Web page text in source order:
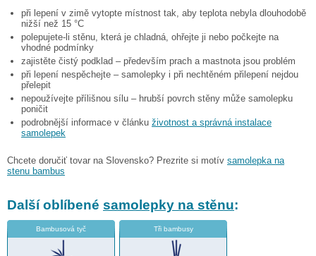
při lepení v zimě vytopte místnost tak, aby teplota nebyla dlouhodobě
nižší než 15 °C
polepujete-li stěnu, která je chladná, ohřejte ji nebo počkejte na
vhodné podmínky
zajistěte čistý podklad – především prach a mastnota jsou problém
při lepení nespěchejte – samolepky i při nechtěném přilepení nejdou
přelepit
nepoužívejte přílišnou sílu – hrubší povrch stěny může samolepku
poničit
podrobnější informace v článku životnost a správná instalace
samolepek
Chcete doručiť tovar na Slovensko? Prezrite si motív samolepka na
stenu bambus
Další oblíbené samolepky na stěnu:
Bambusová tyč Tři bambusy